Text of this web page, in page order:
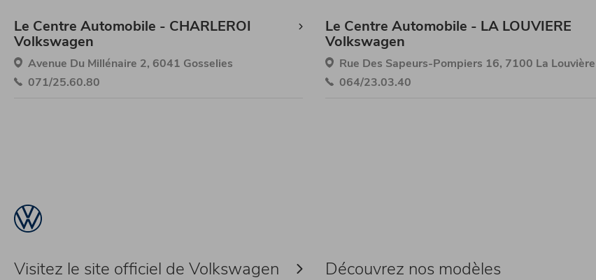
Le Centre Automobile - CHARLEROI
Volkswagen
Avenue Du Millénaire 2, 6041 Gosselies
071/25.60.80
Le Centre Automobile - LA LOUVIERE
Volkswagen
Rue Des Sapeurs-Pompiers 16, 7100 La Louvière
064/23.03.40
Visitez le site officiel de Volkswagen Découvrez nos modèles